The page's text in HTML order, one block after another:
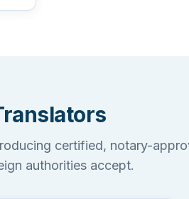
certified, notary-
authorities accept.